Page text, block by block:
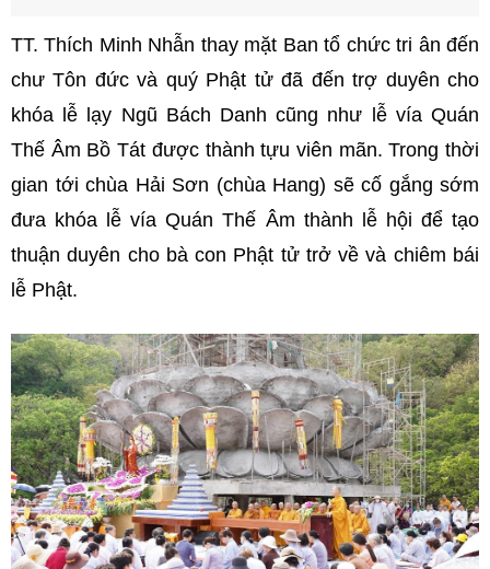
TT. Thích Minh Nhẫn thay mặt Ban tổ chức tri ân đến
chư Tôn đức và quý Phật tử đã đến trợ duyên cho
khóa lễ lạy Ngũ Bách Danh cũng như lễ vía Quán
Thế Âm Bồ Tát được thành tựu viên mãn. Trong thời
gian tới chùa Hải Sơn (chùa Hang) sẽ cố gắng sớm
đưa khóa lễ vía Quán Thế Âm thành lễ hội để tạo
thuận duyên cho bà con Phật tử trở về và chiêm bái
lễ Phật.